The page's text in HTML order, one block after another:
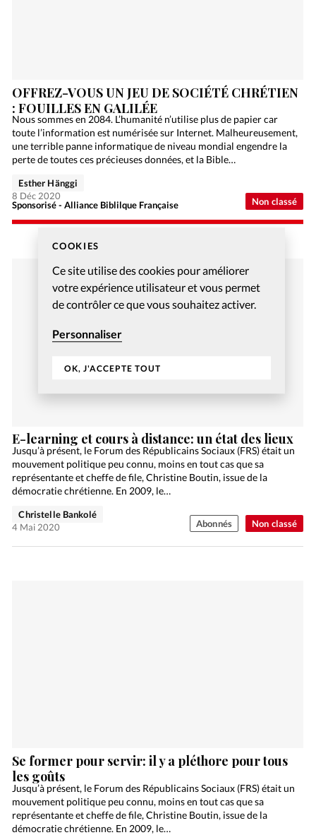
COOKIES
Ce site utilise des cookies pour améliorer
votre expérience utilisateur et vous permet
de contrôler ce que vous souhaitez activer.
Personnaliser
OK, J'ACCEPTE TOUT
Non classé
OFFREZ-VOUS UN JEU DE SOCIÉTÉ CHRÉTIEN
: FOUILLES EN GALILÉE
Nous sommes en 2084. L’humanité n’utilise plus de papier car
toute l’information est numérisée sur Internet. Malheureusement,
une terrible panne informatique de niveau mondial engendre la
perte de toutes ces précieuses données, et la Bible…
Sponsorisé - Alliance Biblilque Française
Esther Hänggi
8 Déc 2020
Non classé
E-learning et cours à distance: un état des lieux
Jusqu’à présent, le Forum des Républicains Sociaux (FRS) était un
mouvement politique peu connu, moins en tout cas que sa
représentante et cheffe de file, Christine Boutin, issue de la
démocratie chrétienne. En 2009, le…
Christelle Bankolé
4 Mai 2020
Abonnés
Se former pour servir: il y a pléthore pour tous
les goûts
Jusqu’à présent, le Forum des Républicains Sociaux (FRS) était un
mouvement politique peu connu, moins en tout cas que sa
représentante et cheffe de file, Christine Boutin, issue de la
démocratie chrétienne. En 2009, le…